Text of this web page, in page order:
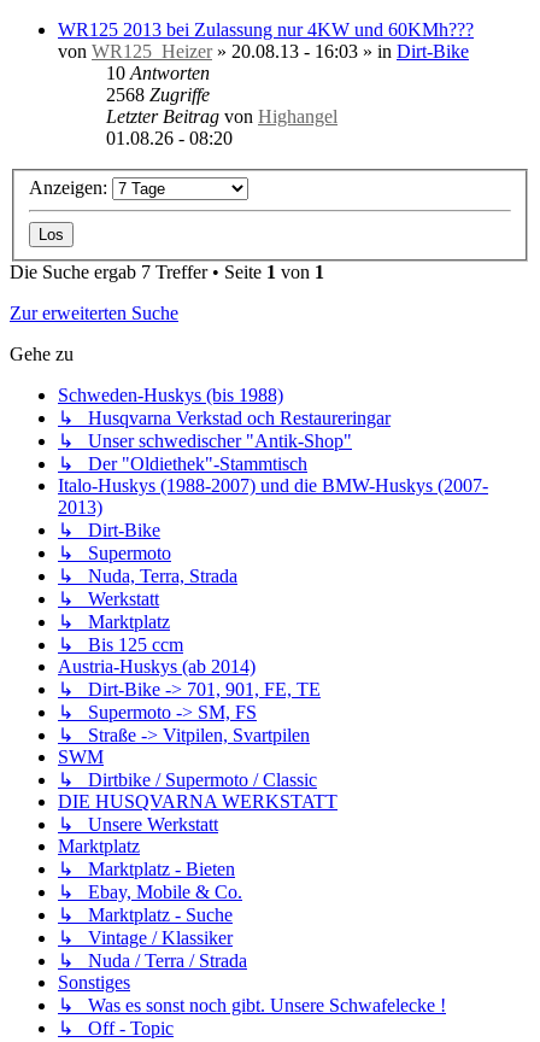
WR125 2013 bei Zulassung nur 4KW und 60KMh???
von WR125_Heizer» 20.08.13 - 16:03 » in Dirt-Bike
10 Antworten
2568 Zugriffe
Letzter Beitrag von Highangel
01.08.26 - 08:20
Anzeigen:
Die Suche ergab 7 Treffer • Seite 1 von 1
Zur erweiterten Suche
Gehe zu
Schweden-Huskys (bis 1988)
↳ Husqvarna Verkstad och Restaureringar
↳ Unser schwedischer "Antik-Shop"
↳ Der "Oldiethek"-Stammtisch
Italo-Huskys (1988-2007) und die BMW-Huskys (2007-
2013)
↳ Dirt-Bike
↳ Supermoto
↳ Nuda, Terra, Strada
↳ Werkstatt
↳ Marktplatz
↳ Bis 125 ccm
Austria-Huskys (ab 2014)
↳ Dirt-Bike -> 701, 901, FE, TE
↳ Supermoto -> SM, FS
↳ Straße -> Vitpilen, Svartpilen
SWM
↳ Dirtbike / Supermoto / Classic
DIE HUSQVARNA WERKSTATT
↳ Unsere Werkstatt
Marktplatz
↳ Marktplatz - Bieten
↳ Ebay, Mobile & Co.
↳ Marktplatz - Suche
↳ Vintage / Klassiker
↳ Nuda / Terra / Strada
Sonstiges
↳ Was es sonst noch gibt. Unsere Schwafelecke !
↳ Off - Topic